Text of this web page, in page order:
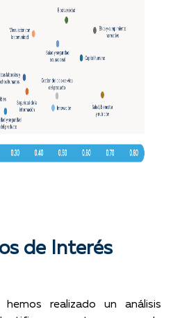
de Interés
realizado un análisis